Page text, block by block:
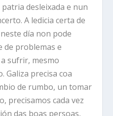
desleixada e nun
A ledicia certa de
día non pode
de problemas e
sufrir, mesmo
Galiza precisa coa
de rumbo, un tomar
precisamos cada vez
das boas persoas,